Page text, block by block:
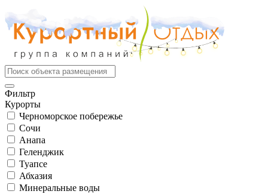
Фильтр
Курорты
Черноморское побережье
Сочи
Анапа
Геленджик
Туапсе
Абхазия
Минеральные воды